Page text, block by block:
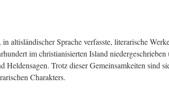
altisländischer Sprache verfasste, literarische
im christianisierten Island niedergeschrieben
Heldensagen. Trotz dieser Gemeinsamkeiten sind
Charakters.